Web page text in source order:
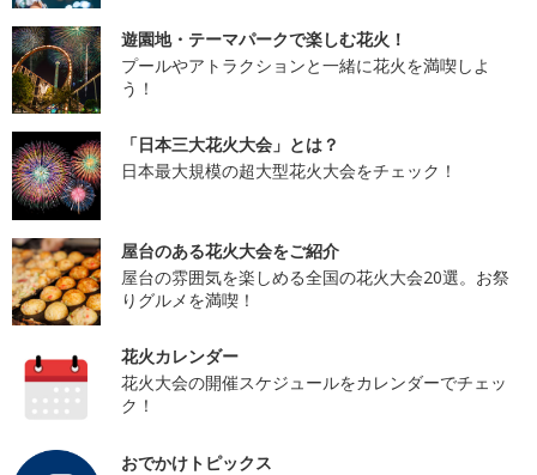
遊園地・テーマパークで楽しむ花火！
プールやアトラクションと一緒に花火を満喫しよ
う！
「日本三大花火大会」とは？
日本最大規模の超大型花火大会をチェック！
屋台のある花火大会をご紹介
屋台の雰囲気を楽しめる全国の花火大会20選。お祭
りグルメを満喫！
花火カレンダー
花火大会の開催スケジュールをカレンダーでチェッ
ク！
おでかけトピックス